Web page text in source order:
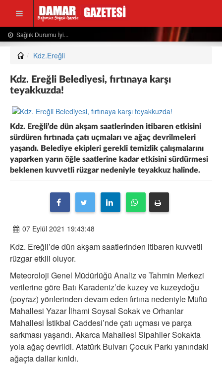
Durumu İyi...
Kdz.Ereğli
Kdz. Ereğli Belediyesi, fırtınaya karşı
teyakkuzda!
Kdz. Ereğli’de dün akşam saatlerinden itibaren etkisini
sürdüren fırtınada çatı uçmaları ve ağaç devrilmeleri
yaşandı. Belediye ekipleri gerekli temizlik çalışmalarını
yaparken yarın öğle saatlerine kadar etkisini sürdürmesi
beklenen kuvvetli rüzgar nedeniyle teyakkuz halinde.
07 Eylül 2021 19:43:48
Kdz. Ereğli’de dün akşam saatlerinden itibaren kuvvetli
rüzgar etkili oluyor.
Meteoroloji Genel Müdürlüğü Analiz ve Tahmin Merkezi
verilerine göre Batı Karadeniz’de kuzey ve kuzeydoğu
(poyraz) yönlerinden devam eden fırtına nedeniyle Müftü
Mahallesi Yazar İlhami Soysal Sokak ve Orhanlar
Mahallesi İstikbal Caddesi’nde çatı uçması ve parça
sarkması yaşandı. Akarca Mahallesi Sipahiler Sokakta
yola ağaç devrildi. Atatürk Bulvarı Çocuk Parkı yanındaki
ağaçta dallar kırıldı.